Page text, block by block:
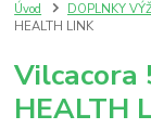
Úvod DOPLNKY
HEALTH LINK
Vilcacora
HEALTH